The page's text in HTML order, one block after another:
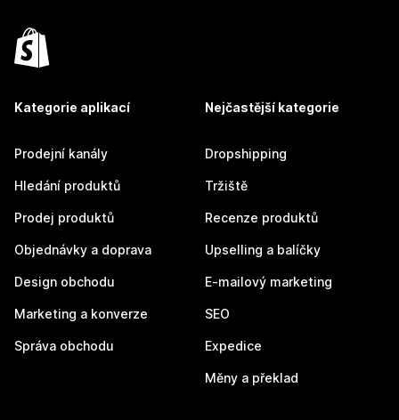
Kategorie aplikací
Prodejní kanály
Hledání produktů
Prodej produktů
Objednávky a doprava
Design obchodu
Marketing a konverze
Správa obchodu
Nejčastější kategorie
Dropshipping
Tržiště
Recenze produktů
Upselling a balíčky
E-mailový marketing
SEO
Expedice
Měny a překlad